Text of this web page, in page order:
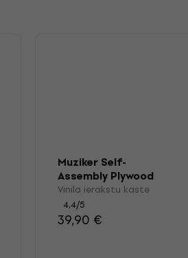
Muziker Self-
Assembly Plywood
Record Storage
Crate with wheels
Vinila ierakstu kaste
4,4/5
39,90 €